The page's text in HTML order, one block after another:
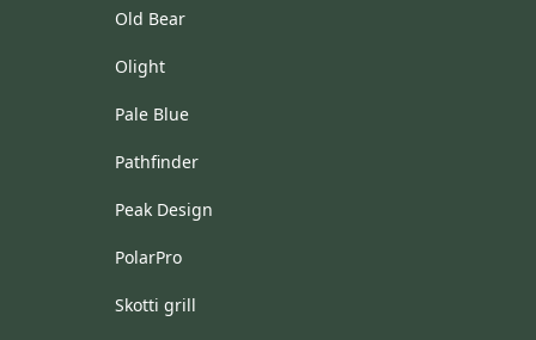
Old Bear
Olight
Pale Blue
Pathfinder
Peak Design
PolarPro
Skotti grill